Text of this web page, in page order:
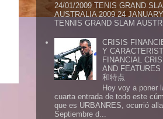
24/01/2009 TENIS GRAND
AUSTRALIA 2009 24
TENNIS GRAND SLAM
CRISIS
Y
FINANCIAL
AND
和特点
Hoy voy a poner
cuarta entrada de todo este
que es URBANRES, ocurrió
Septiembre d...